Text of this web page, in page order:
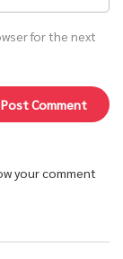
ภพและพลังเหนือ
ลุมิติและนิยายแปล
ดียวกัน
อ่านยาว ๆ แบบไม่
for the next
your comment